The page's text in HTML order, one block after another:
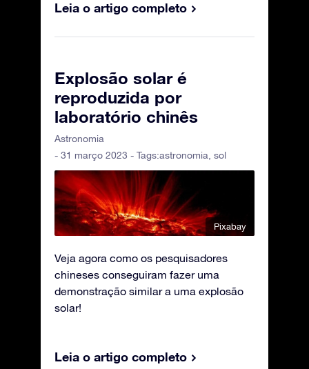
Leia o artigo completo
Explosão solar é
reproduzida por
laboratório chinês
Astronomia
- 31 março 2023 - Tags:astronomia sol
Pixabay
Veja agora como os pesquisadores
chineses conseguiram fazer uma
demonstração similar a uma explosão
solar!
Leia o artigo completo